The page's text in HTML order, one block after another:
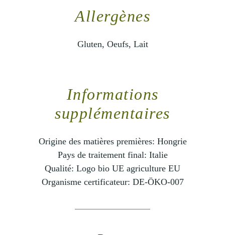
Allergènes
Gluten, Oeufs, Lait
Informations
supplémentaires
Origine des matières premières: Hongrie
Pays de traitement final: Italie
Qualité: Logo bio UE agriculture EU
Organisme certificateur: DE-ÖKO-007